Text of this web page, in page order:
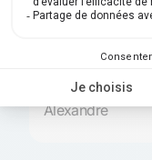
enrichissante.
offrant un
Alexandre